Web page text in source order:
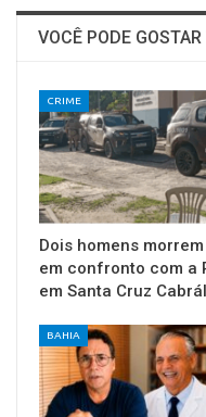
VOCÊ PODE
CRIME
Dois homens morrem
em confronto com a
em Santa Cruz
BAHIA